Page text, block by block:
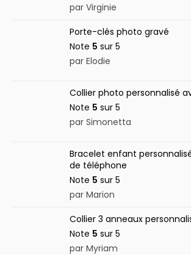
par Virginie
Porte-clés photo gravé
Note 5 sur 5
par Elodie
Collier photo personnalisé
Note 5 sur 5
par Simonetta
Bracelet enfant
de téléphone
Note 5 sur 5
par Marion
Collier 3 anneaux
Note 5 sur 5
par Myriam